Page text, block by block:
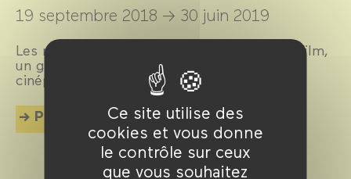
Ce site utilise des
cookies et vous donne
le contrôle sur ceux
que vous souhaitez
19 septembre 2018 → 30 juin 2019
Les mercredis et dimanches après-midi, un film,
un goûter et des animations pour tous les
cinéphiles en herbe de 18 mois à 8 ans !
Plus d'info